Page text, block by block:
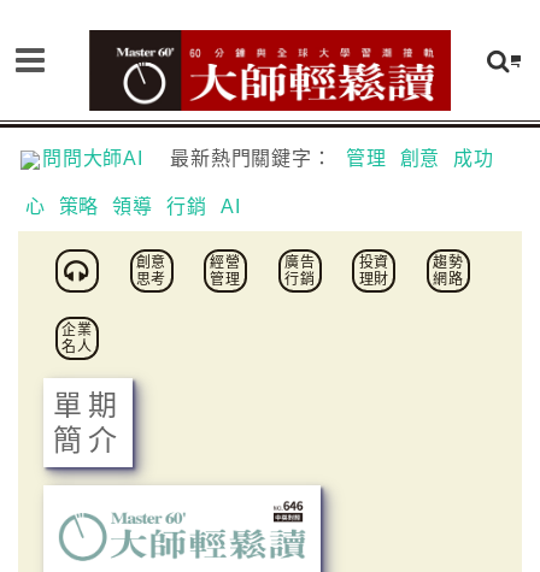
問問大師AI 最新熱門關鍵字： 管理 創意 成功
心 策略 領導 行銷 AI
創意
思考
經營
管理
廣告
行銷
投資
理財
趨勢
網路
企業
名人
單期
簡介